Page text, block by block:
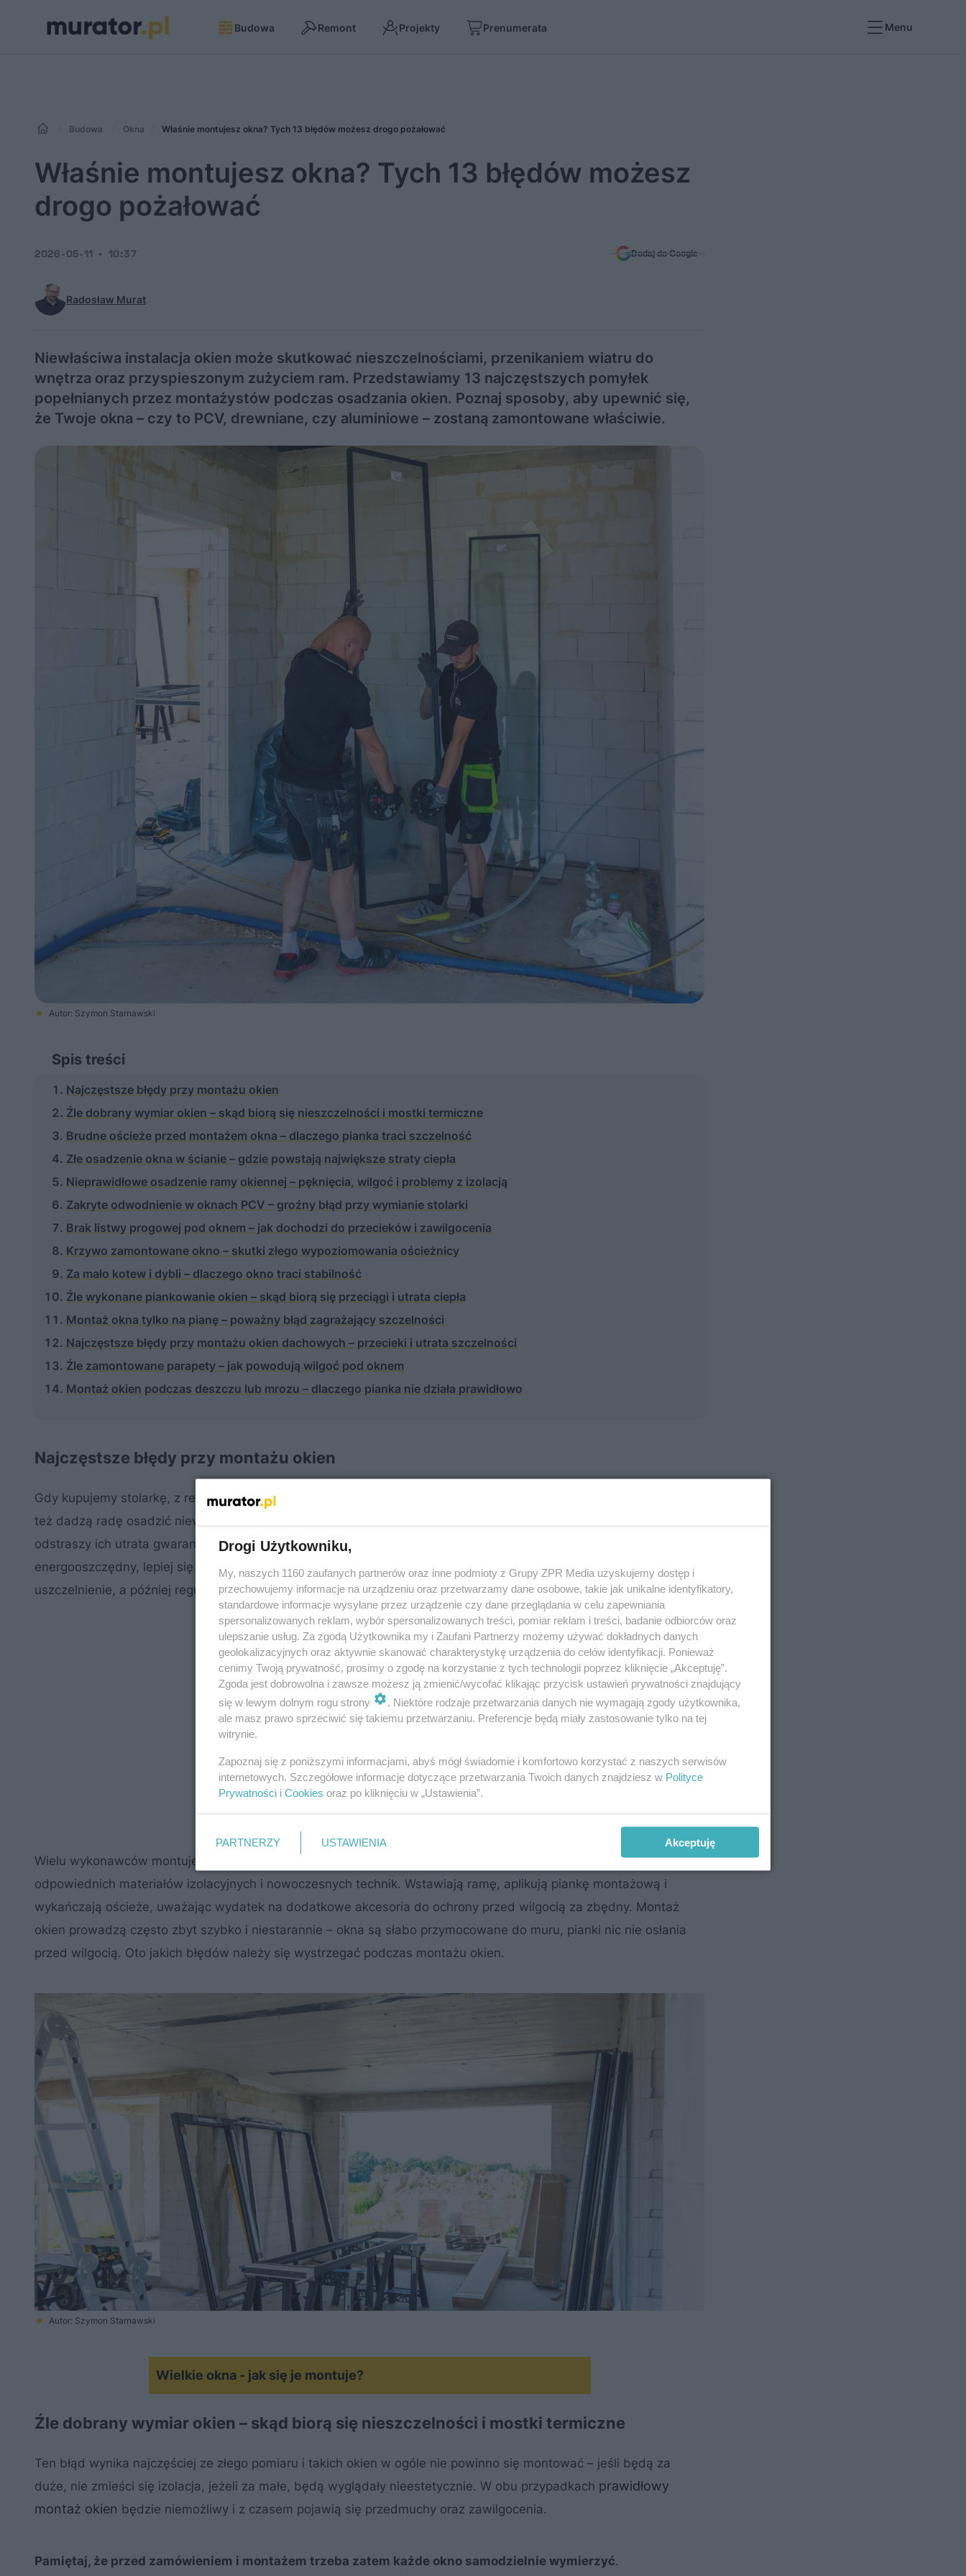
Budowa Remont Projekty Prenumerata Menu
Budowa Okna Właśnie montujesz okna? Tych 13 błędów możesz drogo pożałować
Właśnie montujesz okna? Tych 13 błędów możesz
drogo pożałować
Radosław Murat
2026-05-11 10:37 Dodaj do Google
Niewłaściwa instalacja okien może skutkować nieszczelnościami, przenikaniem wiatru do
wnętrza oraz przyspieszonym zużyciem ram. Przedstawiamy 13 najczęstszych pomyłek
popełnianych przez montażystów podczas osadzania okien. Poznaj sposoby, aby upewnić się,
że Twoje okna – czy to PCV, drewniane, czy aluminiowe – zostaną zamontowane właściwie.
Autor: Szymon Starnawski
Spis treści
Najczęstsze błędy przy montażu okien
Źle dobrany wymiar okien – skąd biorą się nieszczelności i mostki termiczne
Brudne ościeże przed montażem okna – dlaczego pianka traci szczelność
Złe osadzenie okna w ścianie – gdzie powstają największe straty ciepła
Nieprawidłowe osadzenie ramy okiennej – pęknięcia, wilgoć i problemy z izolacją
Zakryte odwodnienie w oknach PCV – groźny błąd przy wymianie stolarki
Brak listwy progowej pod oknem – jak dochodzi do przecieków i zawilgocenia
Krzywo zamontowane okno – skutki złego wypoziomowania ościeżnicy
Za mało kotew i dybli – dlaczego okno traci stabilność
Źle wykonane piankowanie okien – skąd biorą się przeciągi i utrata ciepła
Montaż okna tylko na pianę – poważny błąd zagrażający szczelności
Najczęstsze błędy przy montażu okien dachowych – przecieki i utrata szczelności
Źle zamontowane parapety – jak powodują wilgoć pod oknem
Montaż okien podczas deszczu lub mrozu – dlaczego pianka nie działa prawidłowo
Najczęstsze błędy przy montażu okien
Gdy kupujemy stolarkę, z reguły zamawiamy też ekipę, która ją zamontuje. Zdolny majsterkowicz z pomocnikiem
też dadzą radę osadzić niewielkich rozmiarów okna w ścianach pionowych, pod warunkiem jednak, że nie
odstraszy ich utrata gwarancji. Sam montaż okien może się odbywać w sposób tradycyjny, ale gdy dom ma być
energooszczędny, lepiej się pokusić o
ciepły montaż
. Poza instalacją okien niezwykle ważne jest ich poprawne
uszczelnienie, a później regularna, okresowa konserwacja.
Wielu wykonawców montuje okna tak, jak się to powszechnie robiło kilkanaście lat temu, bez stosowania
odpowiednich materiałów izolacyjnych i nowoczesnych technik. Wstawiają ramę, aplikują piankę montażową i
wykańczają ościeże, uważając wydatek na dodatkowe akcesoria do ochrony przed wilgocią za zbędny. Montaż
okien prowadzą często zbyt szybko i niestarannie – okna są słabo przymocowane do muru, pianki nic nie osłania
przed wilgocią. Oto jakich błędów należy się wystrzegać podczas montażu okien.
Autor: Szymon Starnawski
Wielkie okna - jak się je montuje?
Źle dobrany wymiar okien – skąd biorą się nieszczelności i mostki termiczne
Ten błąd wynika najczęściej ze złego pomiaru i takich okien w ogóle nie powinno się montować – jeśli będą za
duże, nie zmieści się izolacja, jeżeli za małe, będą wyglądały nieestetycznie. W obu przypadkach prawidłowy
montaż okien będzie niemożliwy i z czasem pojawią się przedmuchy oraz zawilgocenia.
Pamiętaj, że przed zamówieniem i montażem trzeba zatem każde okno samodzielnie wymierzyć.
Drogi Użytkowniku,
My, naszych 1160 zaufanych partnerów oraz inne podmioty z Grupy ZPR Media uzyskujemy dostęp i
przechowujemy informacje na urządzeniu oraz przetwarzamy dane osobowe, takie jak unikalne identyfikatory,
standardowe informacje wysyłane przez urządzenie czy dane przeglądania w celu zapewniania
spersonalizowanych reklam, wybór spersonalizowanych treści, pomiar reklam i treści, badanie odbiorców oraz
ulepszanie usług. Za zgodą Użytkownika my i Zaufani Partnerzy możemy używać dokładnych danych
geolokalizacyjnych oraz aktywnie skanować charakterystykę urządzenia do celów identyfikacji. Ponieważ
cenimy Twoją prywatność, prosimy o zgodę na korzystanie z tych technologii poprzez kliknięcie „Akceptuję”.
Zgoda jest dobrowolna i zawsze możesz ją zmienić/wycofać klikając przycisk ustawień prywatności znajdujący
się w lewym dolnym rogu strony
. Niektóre rodzaje przetwarzania danych nie wymagają zgody użytkownika,
ale masz prawo sprzeciwić się takiemu przetwarzaniu. Preferencje będą miały zastosowanie tylko na tej
witrynie.
Zapoznaj się z poniższymi informacjami, abyś mógł świadomie i komfortowo korzystać z naszych serwisów
internetowych. Szczegółowe informacje dotyczące przetwarzania Twoich danych znajdziesz w Polityce
Prywatności i Cookies oraz po kliknięciu w „Ustawienia”.
PARTNERZY USTAWIENIA Akceptuję